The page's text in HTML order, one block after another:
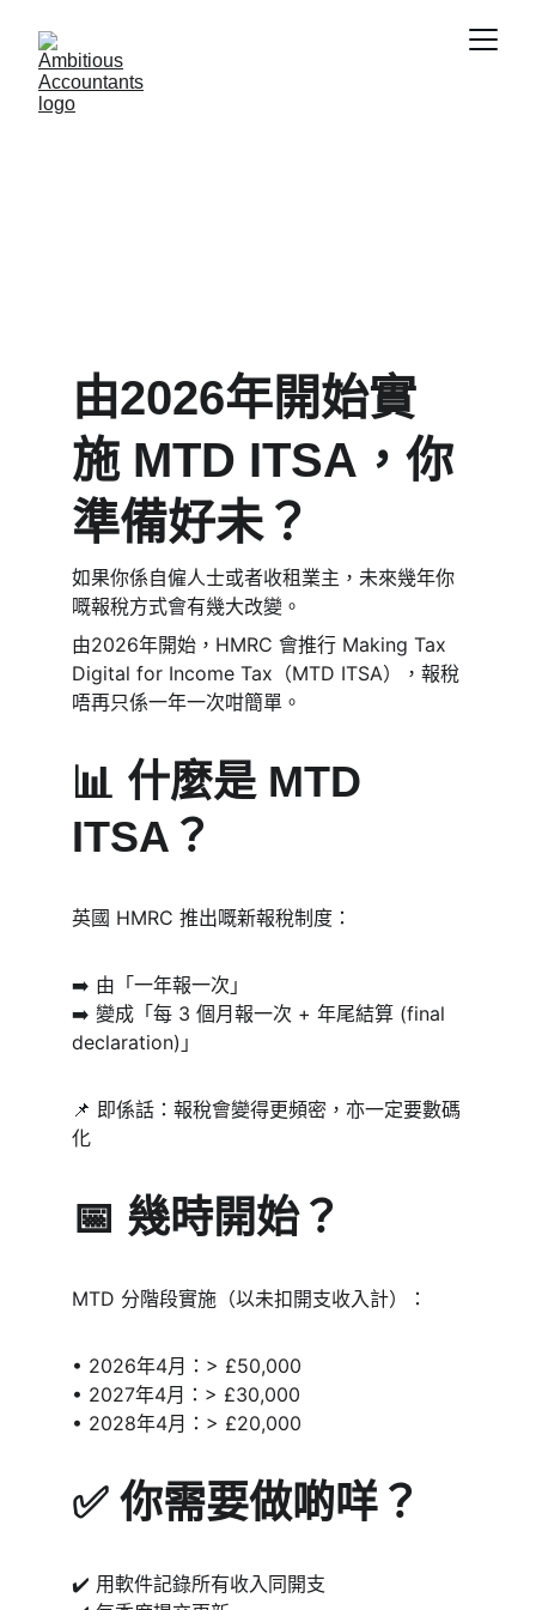
由2026年開始實
施 MTD ITSA，你
準備好未？
如果你係自僱人士或者收租業主，未來幾年你
嘅報稅方式會有幾大改變。
由2026年開始，HMRC 會推行 Making Tax
Digital for Income Tax（MTD ITSA），報稅
唔再只係一年一次咁簡單。
📊 什麼是 MTD
ITSA？
英國 HMRC 推出嘅新報稅制度：
➡️ 由「一年報一次」
➡️ 變成「每 3 個月報一次 + 年尾結算 (final
declaration)」
📌 即係話：報稅會變得更頻密，亦一定要數碼
化
📅 幾時開始？
MTD 分階段實施（以未扣開支收入計）：
• 2026年4月：> £50,000
• 2027年4月：> £30,000
• 2028年4月：> £20,000
✅ 你需要做啲咩？
✔️ 用軟件記錄所有收入同開支